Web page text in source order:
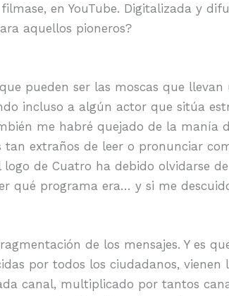
filmase, en YouTube. Digitalizada y
aquellos pioneros?
pueden ser las moscas que
incluso a algún actor que sitúa
me habré quejado de la manía
extraños de leer o pronunciar
de Cuatro ha debido olvidarse
qué programa era… y si me
de los mensajes. Y es
por todos los ciudadanos,
canal, multiplicado por tantos